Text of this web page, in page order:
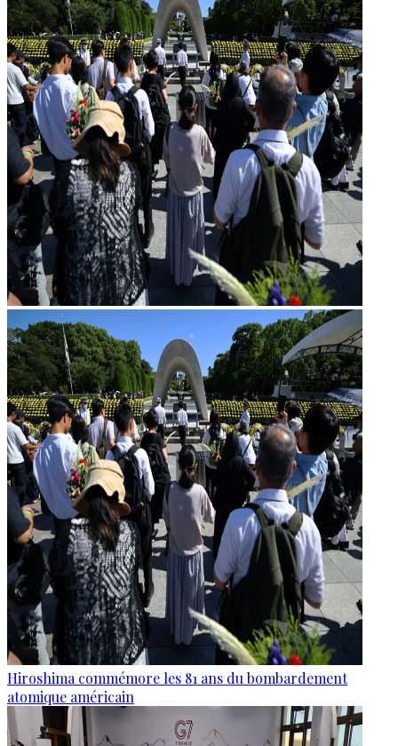
Hiroshima commémore les 81 ans du bombardement
atomique américain